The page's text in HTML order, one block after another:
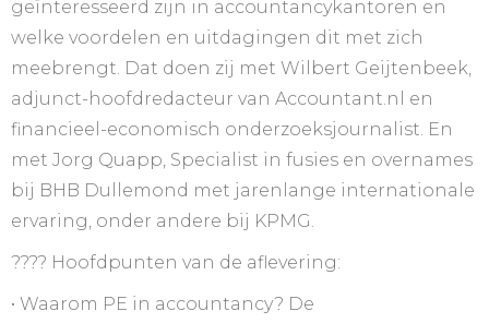
geïnteresseerd zijn in accountancykantoren en
welke voordelen en uitdagingen dit met zich
meebrengt. Dat doen zij met Wilbert Geijtenbeek,
adjunct-hoofdredacteur van Accountant.nl en
financieel-economisch onderzoeksjournalist. En
met Jorg Quapp, Specialist in fusies en overnames
bij BHB Dullemond met jarenlange internationale
ervaring, onder andere bij KPMG.
???? Hoofdpunten van de aflevering:
•⁠ ⁠Waarom PE in accountancy? De